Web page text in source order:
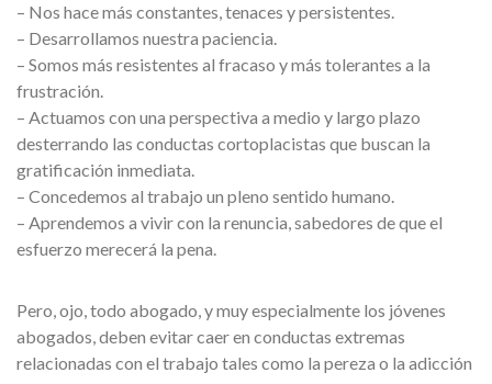
– Nos hace más constantes, tenaces y persistentes.
– Desarrollamos nuestra paciencia.
– Somos más resistentes al fracaso y más tolerantes a la
frustración.
– Actuamos con una perspectiva a medio y largo plazo
desterrando las conductas cortoplacistas que buscan la
gratificación inmediata.
– Concedemos al trabajo un pleno sentido humano.
– Aprendemos a vivir con la renuncia, sabedores de que el
esfuerzo merecerá la pena.
Pero, ojo, todo abogado, y muy especialmente los jóvenes
abogados, deben evitar caer en conductas extremas
relacionadas con el trabajo tales como la pereza o la adicción